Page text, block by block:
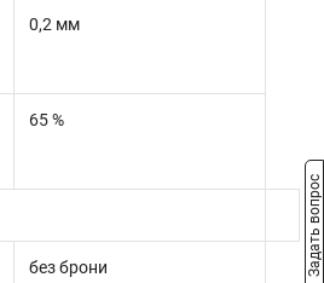
0,2 мм
65 %
без брони Задать вопрос